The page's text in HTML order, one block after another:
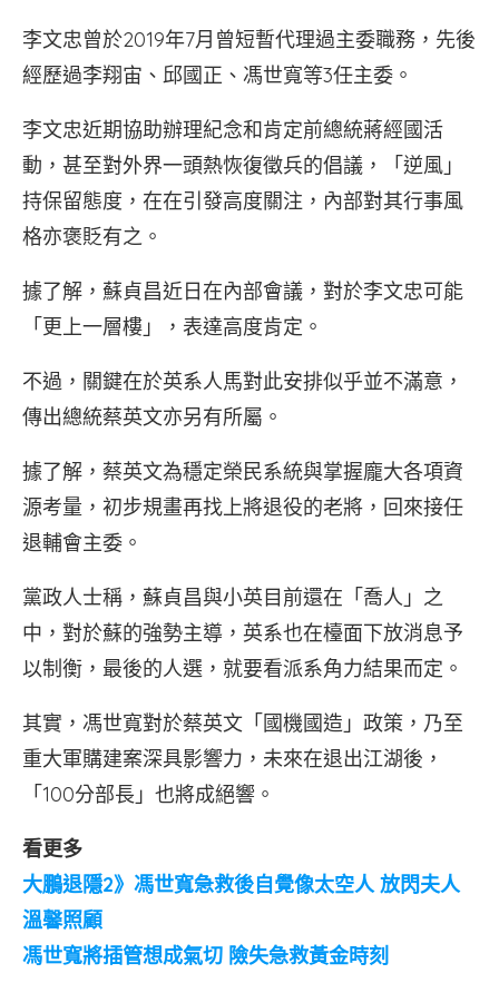
李文忠曾於2019年7月曾短暫代理過主委職務，先後
經歷過李翔宙、邱國正、馮世寬等3任主委。
李文忠近期協助辦理紀念和肯定前總統蔣經國活
動，甚至對外界一頭熱恢復徵兵的倡議，「逆風」
持保留態度，在在引發高度關注，內部對其行事風
格亦褒貶有之。
據了解，蘇貞昌近日在內部會議，對於李文忠可能
「更上一層樓」，表達高度肯定。
不過，關鍵在於英系人馬對此安排似乎並不滿意，
傳出總統蔡英文亦另有所屬。
據了解，蔡英文為穩定榮民系統與掌握龐大各項資
源考量，初步規畫再找上將退役的老將，回來接任
退輔會主委。
黨政人士稱，蘇貞昌與小英目前還在「喬人」之
中，對於蘇的強勢主導，英系也在檯面下放消息予
以制衡，最後的人選，就要看派系角力結果而定。
其實，馮世寬對於蔡英文「國機國造」政策，乃至
重大軍購建案深具影響力，未來在退出江湖後，
「100分部長」也將成絕響。
看更多
大鵬退隱2》馮世寬急救後自覺像太空人 放閃夫人
溫馨照顧
馮世寬將插管想成氣切 險失急救黃金時刻